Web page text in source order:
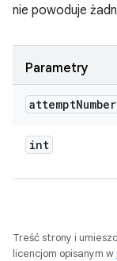
nie powoduje
Parametry
attemptNumber
int
Treść strony i
licencjom opisanym w